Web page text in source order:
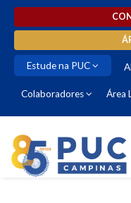
Estude na PUC
Colaboradores Área